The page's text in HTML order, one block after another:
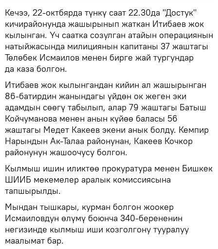
Кечээ, 22-октбярда түнкү саат 22.30да "Достук"
кичирайонунда жашырынып жаткан Итибаев жок
кылынган. Үч саатка созулган атайын операциянын
натыйжасында милициянын капитаны 37 жаштагы
Төлөбек Исмаилов менен бирге жай тургундар
да каза болгон.
Итибаев жок кылынгандан кийин ал жашырынган
86-батирдин жанындагы үйдөн ок жеген эки
адамдын сөөгү табылып, алар 79 жаштагы Батыш
Койчуманова менен анын күйөө баласы 56
жаштагы Медет Какеев экени анык болду. Кемпир
Нарындын Ак-Талаа районунан, Какеев Кочкор
районунун жашоочусу болгон.
Кылмыш ишин иликтөө прокуратура менен Бишкек
ШИИБ мекемелер аралык комиссиясына
тапшырылды.
Мындан тышкары, курман болгон жоокер
Исмаиловдун өлүмү боюнча 340-берененин
негизинде кылмыш иши козголгону тууралуу
маалымат бар.